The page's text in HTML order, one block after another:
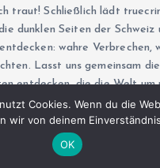
traut! Schließlich lädt
dunklen Seiten der Schweiz
wahre Verbrechen,
Lasst uns gemeinsam die
entdecken, die die Welt um
Ich freue mich darauf,
Reise zu begleiten und
unvergessliche Momente mit
werdet! Eure Isabella Mueller
Cookies. Wenn du die
wir von deinem
OK